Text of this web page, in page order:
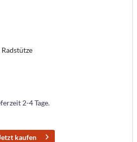
2-4 Tage.
kaufen